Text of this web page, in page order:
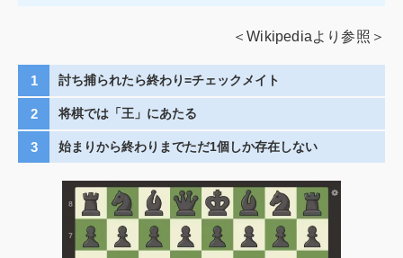
＜Wikipediaより参照＞
討ち捕られたら終わり=チェックメイト
将棋では「王」にあたる
始まりから終わりまでただ1個しか存在しない